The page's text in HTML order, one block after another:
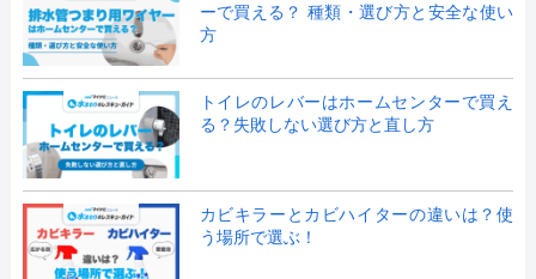
ーで買える？ 種類・選び方と安全な使い
方
トイレのレバーはホームセンターで買え
る？失敗しない選び方と直し方
カビキラーとカビハイターの違いは？使
う場所で選ぶ！